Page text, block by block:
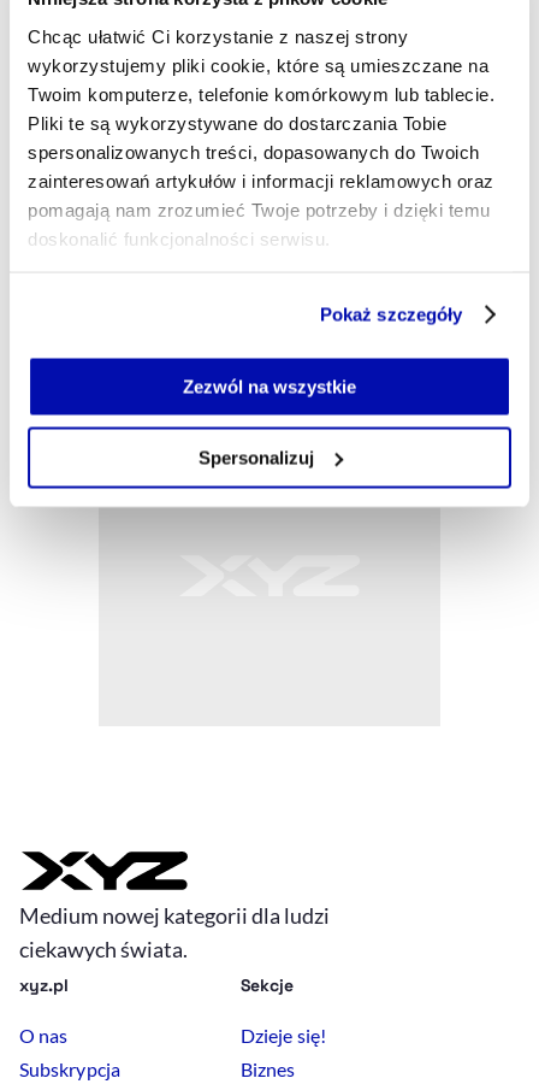
Chcąc ułatwić Ci korzystanie z naszej strony
wykorzystujemy pliki cookie, które są umieszczane na
Twoim komputerze, telefonie komórkowym lub tablecie.
Pliki te są wykorzystywane do dostarczania Tobie
spersonalizowanych treści, dopasowanych do Twoich
zainteresowań artykułów i informacji reklamowych oraz
pomagają nam zrozumieć Twoje potrzeby i dzięki temu
doskonalić funkcjonalności serwisu.
Jeżeli nie wyrażasz zgody na zapisywanie plików cookie,
możesz łatwo zarządzać swoimi uprawnieniami, np. we
własnej przeglądarce internetowej lub po wybraniu opcji
Pokaż szczegóły
Zezwól na wszystkie
Spersonalizuj
Medium nowej kategorii dla ludzi
ciekawych świata.
xyz.pl
O nas
Subskrypcja
Sekcje
Dzieje się!
Biznes